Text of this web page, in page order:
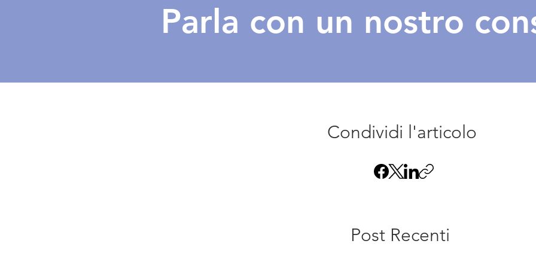
Parla con un nostro
Condividi l'articolo
Post Recenti